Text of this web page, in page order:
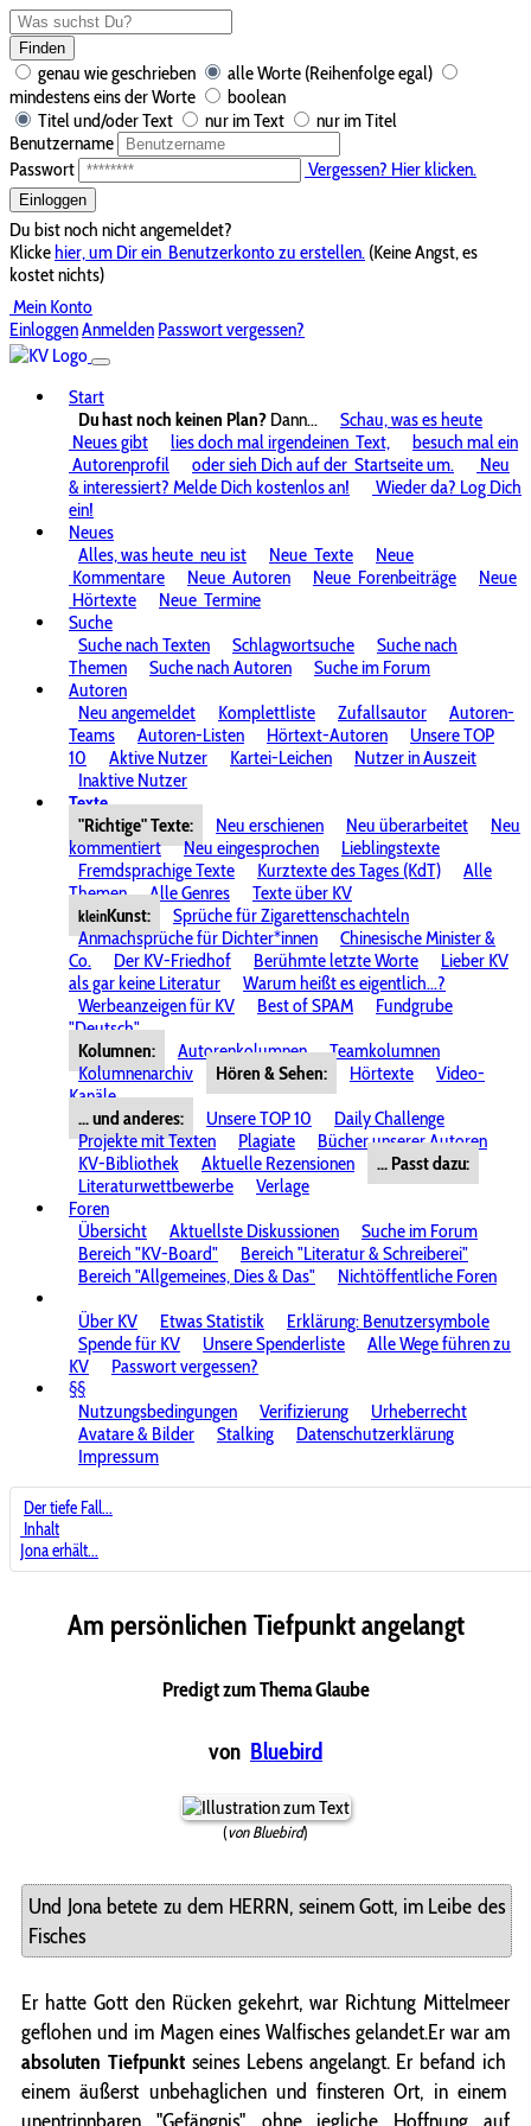
Finden
genau wie geschrieben
alle Worte (Reihenfolge egal)
mindestens eins der Worte
boolean
Titel und/oder Text
nur im Text
nur im Titel
Benutzername
Passwort
Vergessen? Hier klicken.
Einloggen
Du bist noch nicht angemeldet?
Klickehier, um Dir ein Benutzerkonto zu erstellen. (Keine Angst, es
kostet nichts)
Mein Konto
EinloggenAnmelden Passwort vergessen?
Start
Du hast noch keinen Plan? Dann...
Schau, was es heute
Neues gibt
lies doch mal irgendeinen Text,
besuch mal ein
Autorenprofil
oder sieh Dich auf der Startseite um.
Neu
& interessiert? Melde Dich kostenlos an!
Wieder da? Log Dich
ein!
Neues
Alles, was heute neu ist Neue Texte
Neue
Kommentare
Neue Autoren Neue Forenbeiträge
Neue
Hörtexte
Neue Termine
Suche
Suche nach Texten
Schlagwortsuche
Suche nach
Themen
Suche nach Autoren
Suche im Forum
Autoren
Neu angemeldet
Komplettliste Zufallsautor
Autoren-
Teams
Autoren-Listen Hörtext-Autoren
Unsere TOP
10
Aktive Nutzer Kartei-Leichen
Nutzer in Auszeit
Inaktive Nutzer
Texte
"Richtige" Texte:
Neu erschienen Neu überarbeitet
Neu
kommentiert
Neu eingesprochen
Lieblingstexte
Fremdsprachige Texte
Kurztexte des Tages (KdT)
Alle
Themen
Alle Genres Texte über KV
kleinKunst:
Sprüche für Zigarettenschachteln
Anmachsprüche für Dichter*innen
Chinesische Minister &
Co.
Der KV-Friedhof Berühmte letzte Worte
Lieber KV
als gar keine Literatur
Warum heißt es eigentlich...?
Werbeanzeigen für KV
Best of SPAM
Fundgrube
"Deutsch"
Kolumnen:
Autorenkolumnen
Teamkolumnen
Kolumnenarchiv
Hören & Sehen: Hörtexte
Video-
Kanäle
... und anderes:
Unsere TOP 10
Daily Challenge
Projekte mit Texten
Plagiate
Bücher unserer Autoren
KV-Bibliothek
Aktuelle Rezensionen
... Passt dazu:
Literaturwettbewerbe
Verlage
Foren
Übersicht
Aktuellste Diskussionen
Suche im Forum
Bereich "KV-Board"
Bereich "Literatur & Schreiberei"
Bereich "Allgemeines, Dies & Das"
Nichtöffentliche Foren
Über KV
Etwas Statistik
Erklärung: Benutzersymbole
Spende für KV
Unsere Spenderliste
Alle Wege führen zu
KV
Passwort vergessen?
§§
Nutzungsbedingungen
Verifizierung
Urheberrecht
Avatare & Bilder
Stalking
Datenschutzerklärung
Impressum
Der tiefe Fall...
Inhalt
Jona erhält...
Am persönlichen Tiefpunkt angelangt
Predigt zum Thema Glaube
von Bluebird
(von Bluebird)
Und Jona betete zu dem HERRN, seinem Gott, im Leibe des
Fisches
Er hatte Gott den Rücken gekehrt, war Richtung Mittelmeer
geflohen und im Magen eines Walfisches gelandet.Er war am
absoluten Tiefpunktseines Lebens angelangt. Er befand ich
einem äußerst unbehaglichen und finsteren Ort, in einem